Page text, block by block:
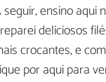
seguir, ensino aqui
deliciosos
crocantes, e
por aqui para